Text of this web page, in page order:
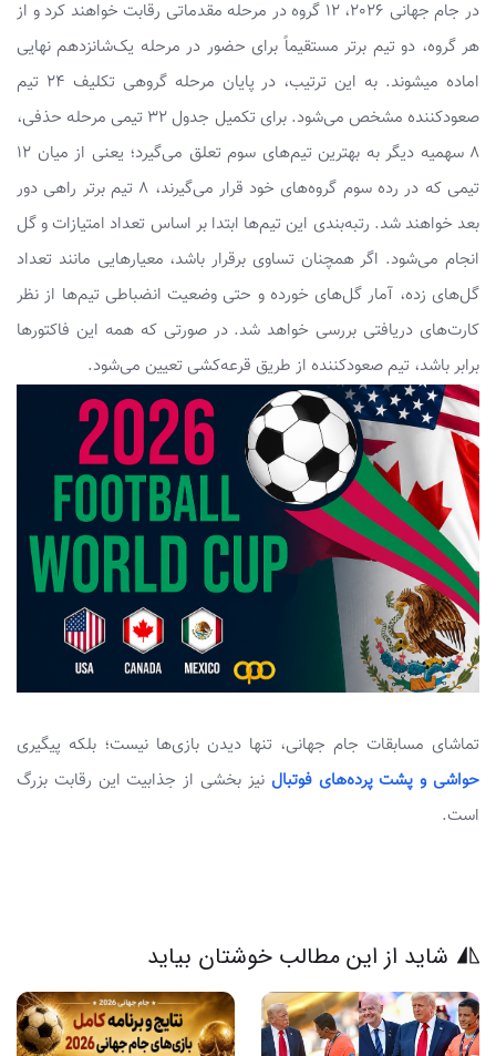
در جام جهانی 2026، 12 گروه در مرحله مقدماتی رقابت خواهند کرد و از
هر گروه، دو تیم برتر مستقیماً برای حضور در مرحله یک‌شانزدهم نهایی
اماده میشوند. به این ترتیب، در پایان مرحله گروهی تکلیف 24 تیم
صعودکننده مشخص می‌شود. برای تکمیل جدول 32 تیمی مرحله حذفی،
8 سهمیه دیگر به بهترین تیم‌های سوم تعلق می‌گیرد؛ یعنی از میان 12
تیمی که در رده سوم گروه‌های خود قرار می‌گیرند، ۸ تیم برتر راهی دور
بعد خواهند شد. رتبه‌بندی این تیم‌ها ابتدا بر اساس تعداد امتیازات و گل
انجام می‌شود. اگر همچنان تساوی برقرار باشد، معیارهایی مانند تعداد
گل‌های زده، آمار گل‌های خورده و حتی وضعیت انضباطی تیم‌ها از نظر
کارت‌های دریافتی بررسی خواهد شد. در صورتی که همه این فاکتورها
برابر باشد، تیم صعودکننده از طریق قرعه‌کشی تعیین می‌شود.
تماشای مسابقات جام جهانی، تنها دیدن بازی‌ها نیست؛ بلکه پیگیری
حواشی و پشت پرده‌های فوتبال نیز بخشی از جذابیت این رقابت بزرگ
است.
شاید از این مطالب خوشتان بیاید